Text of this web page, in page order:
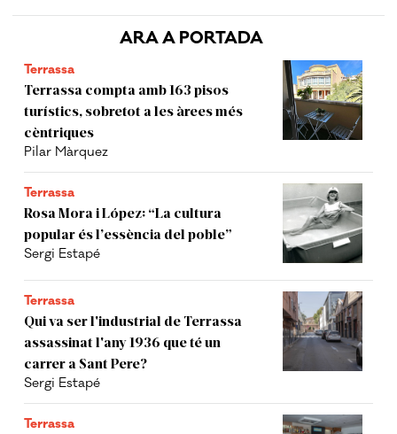
ARA A PORTADA
Terrassa
Terrassa compta amb 163 pisos
turístics, sobretot a les àrees més
cèntriques
Pilar Màrquez
Terrassa
Rosa Mora i López: “La cultura
popular és l’essència del poble”
Sergi Estapé
Terrassa
Qui va ser l'industrial de Terrassa
assassinat l'any 1936 que té un
carrer a Sant Pere?
Sergi Estapé
Terrassa